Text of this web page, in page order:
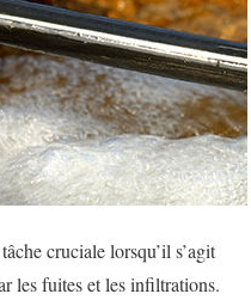
cruciale lorsqu’il s’agit
les fuites et les infiltrations.